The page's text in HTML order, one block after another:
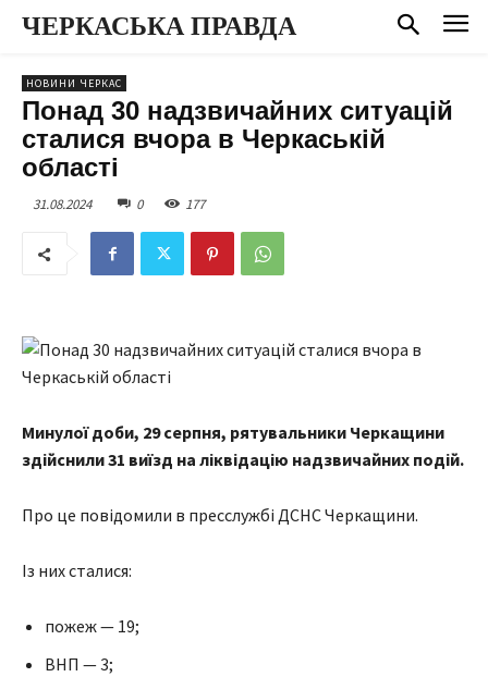
ЧЕРКАСЬКА ПРАВДА
НОВИНИ ЧЕРКАС
Понад 30 надзвичайних ситуацій
сталися вчора в Черкаській
області
31.08.2024 0 177
Минулої доби, 29 серпня, рятувальники Черкащини
здійснили 31 виїзд на ліквідацію надзвичайних подій.
Про це повідомили в пресслужбі ДСНС Черкащини.
Із них сталися:
пожеж — 19;
ВНП — 3;